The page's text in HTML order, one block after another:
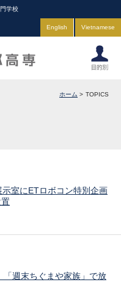
学校
English Vietnamese
ホーム TOPICS
室にETロボコン特別企画
「週末ちぐまや家族」で放